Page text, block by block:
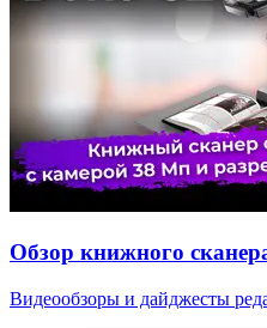
Обзор книжного
Видеообзоры и дайджесты